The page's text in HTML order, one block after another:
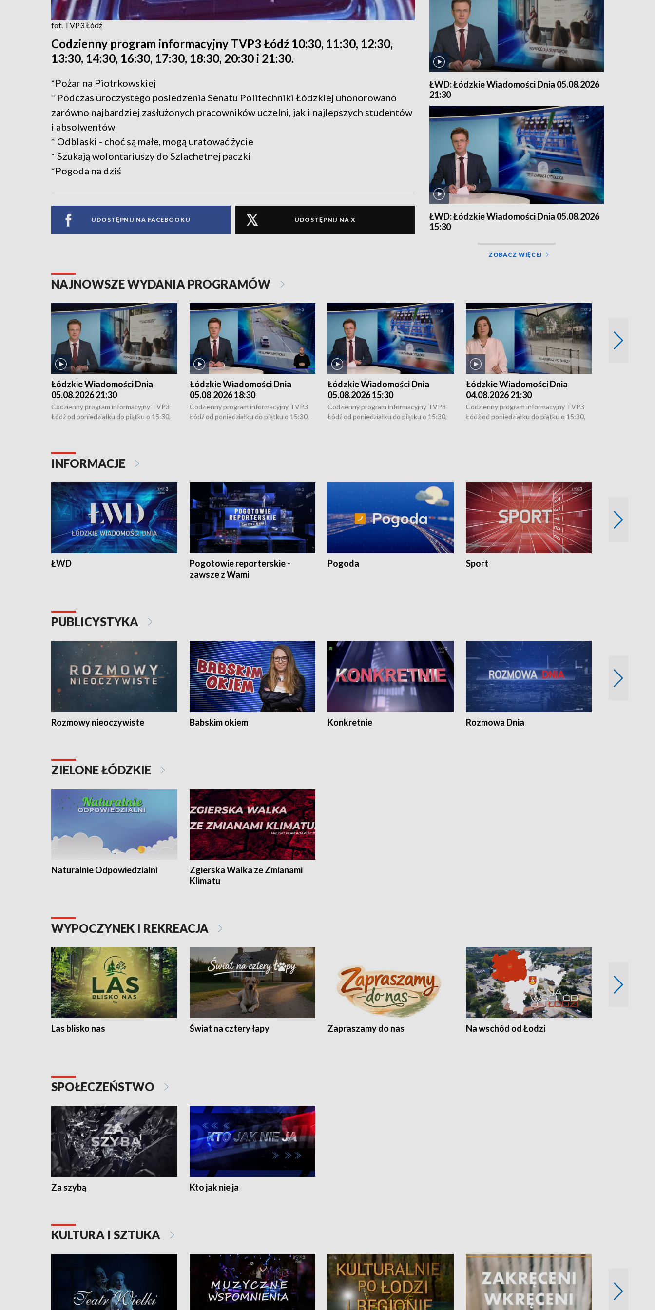
fot. TVP3 Łódź
Codzienny program informacyjny TVP3 Łódź 10:30, 11:30, 12:30,
13:30, 14:30, 16:30, 17:30, 18:30, 20:30 i 21:30.
*Pożar na Piotrkowskiej
* Podczas uroczystego posiedzenia Senatu Politechniki Łódzkiej uhonorowano
zarówno najbardziej zasłużonych pracowników uczelni, jak i najlepszych studentów
i absolwentów
* Odblaski - choć są małe, mogą uratować życie
* Szukają wolontariuszy do Szlachetnej paczki
*Pogoda na dziś
UDOSTĘPNIJ NA FACEBOOKU UDOSTĘPNIJ NA X
ŁWD: Łódzkie Wiadomości Dnia 05.08.2026
21:30
ŁWD: Łódzkie Wiadomości Dnia 05.08.2026
15:30
ZOBACZ WIĘCEJ
NAJNOWSZE WYDANIA PROGRAMÓW
Łódzkie Wiadomości Dnia
05.08.2026 21:30
Codzienny program informacyjny TVP3
Łódź od poniedziałku do piątku o 15:30,
Łódzkie Wiadomości Dnia
05.08.2026 18:30
Codzienny program informacyjny TVP3
Łódź od poniedziałku do piątku o 15:30,
Łódzkie Wiadomości Dnia
05.08.2026 15:30
Codzienny program informacyjny TVP3
Łódź od poniedziałku do piątku o 15:30,
Łódzkie Wiadomości Dnia
04.08.2026 21:30
Codzienny program informacyjny TVP3
Łódź od poniedziałku do piątku o 15:30,
INFORMACJE
ŁWD
Pogotowie reporterskie -
zawsze z Wami
Pogoda Sport
PUBLICYSTYKA
Rozmowy nieoczywiste Babskim okiem Konkretnie Rozmowa Dnia
ZIELONE ŁÓDZKIE
Naturalnie Odpowiedzialni
Zgierska Walka ze Zmianami
Klimatu
WYPOCZYNEK I REKREACJA
Las blisko nas Świat na cztery łapy Zapraszamy do nas Na wschód od Łodzi
SPOŁECZEŃSTWO
Za szybą Kto jak nie ja
KULTURA I SZTUKA